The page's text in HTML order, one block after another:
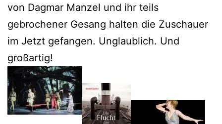
von Dagmar Manzel und ihr teils
gebrochener Gesang halten die Zuschauer
im Jetzt gefangen. Unglaublich. Und
großartig!